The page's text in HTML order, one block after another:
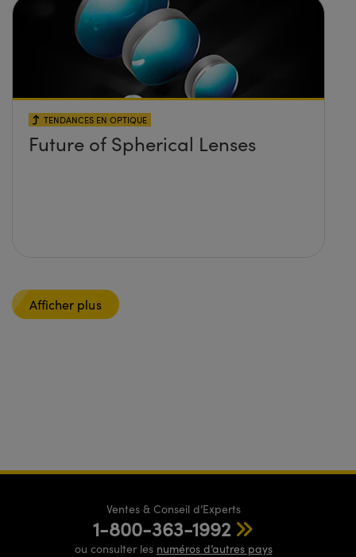
TENDANCES EN OPTIQUE
Future of Spherical Lenses
Afficher plus
Ventes & Conseil d’Experts
1-800-363-1992
ou consulter les numéros d’autres pays